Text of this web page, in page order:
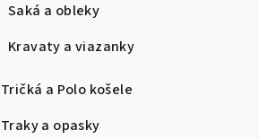
Saká a obleky
Kravaty a viazanky
Tričká a Polo košele
Traky a opasky